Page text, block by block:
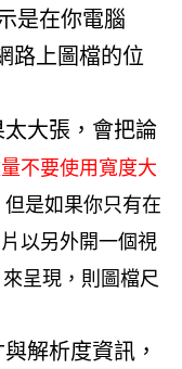
是在你電腦
路上圖檔的位
大張，會把論
不要使用寬度大
但是如果你只有在
以另外開一個視
呈現，則圖檔尺
解析度資訊，